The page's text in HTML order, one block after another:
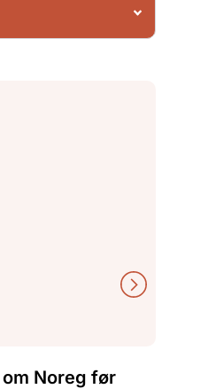
Noreg før